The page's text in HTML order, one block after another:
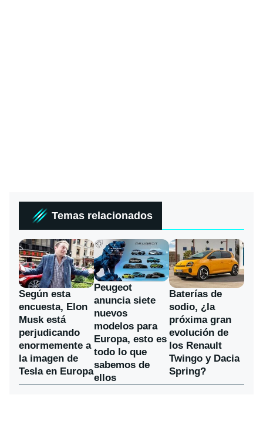
Temas relacionados
Según esta
encuesta, Elon
Musk está
perjudicando
enormemente a
la imagen de
Tesla en Europa
Peugeot
anuncia siete
nuevos
modelos para
Europa, esto es
todo lo que
sabemos de
ellos
Baterías de
sodio, ¿la
próxima gran
evolución de
los Renault
Twingo y Dacia
Spring?